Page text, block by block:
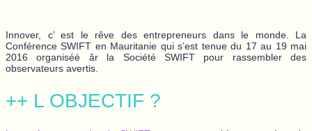
Innover, c’ est le rêve des entrepreneurs dans le monde. La
Conférence SWIFT en Mauritanie qui s’est tenue du 17 au 19 mai
2016 organiséé âr la Société SWIFT pour rassembler des
observateurs avertis.
++ L OBJECTIF ?